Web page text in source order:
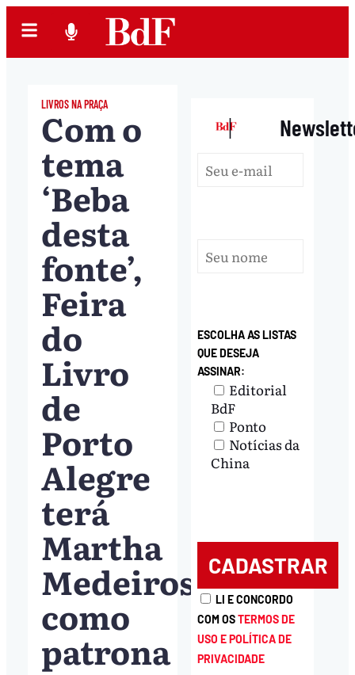
LIVROS NA PRAÇA
Com o
tema
‘Beba
desta
fonte’,
Feira
do
Livro
de
Porto
Alegre
terá
Martha
Medeiros
como
patrona
|
ESCOLHA AS LISTAS
QUE DESEJA
ASSINAR:
Editorial
BdF
Ponto
Notícias da
China
LI E CONCORDO
COM OSTERMOS DE
USO E POLÍTICA DE
PRIVACIDADE